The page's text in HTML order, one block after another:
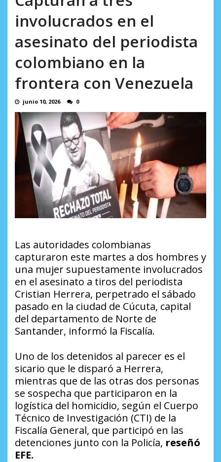
involucrados en el
asesinato del periodista
colombiano en la
frontera con Venezuela
junio 10, 2026 0
Las autoridades colombianas
capturaron este martes a dos hombres y
una mujer supuestamente involucrados
en el asesinato a tiros del periodista
Cristian Herrera, perpetrado el sábado
pasado en la ciudad de Cúcuta, capital
del departamento de Norte de
Santander, informó la Fiscalía.
Uno de los detenidos al parecer es el
sicario que le disparó a Herrera,
mientras que de las otras dos personas
se sospecha que participaron en la
logística del homicidio, según el Cuerpo
Técnico de Investigación (CTI) de la
Fiscalía General, que participó en las
detenciones junto con la Policía, reseñó
EFE.